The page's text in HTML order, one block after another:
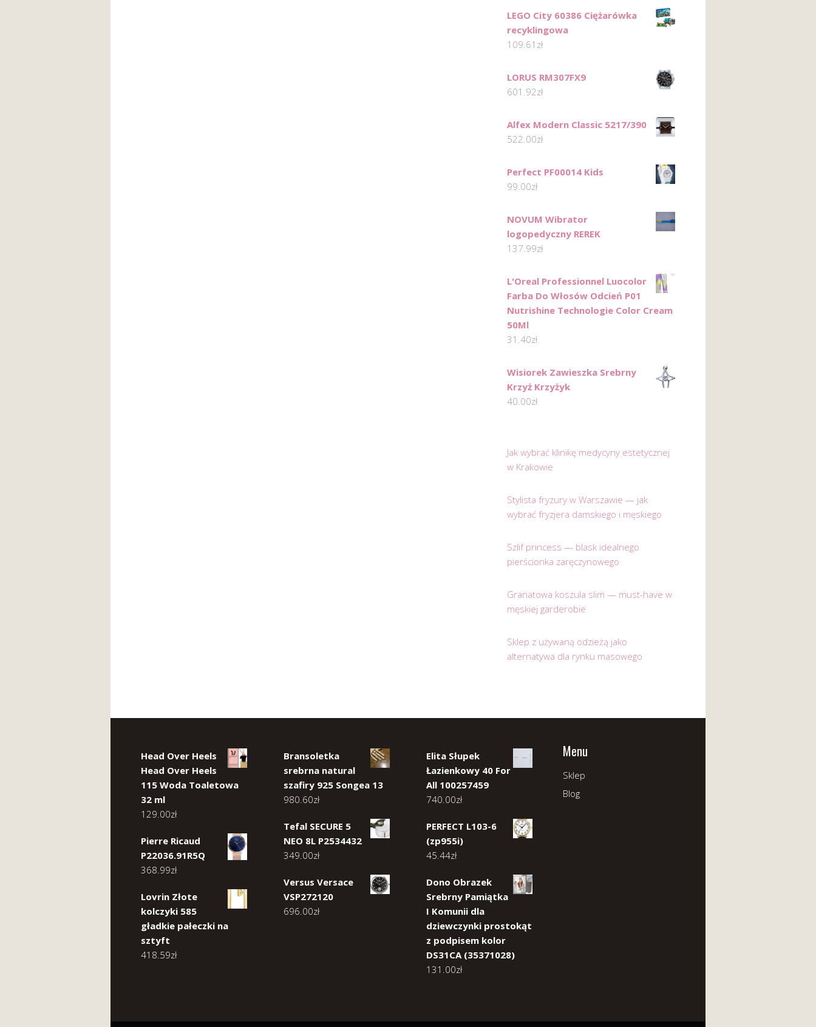
LEGO City 60386 Ciężarówka
recyklingowa
109.61 zł
LORUS RM307FX9
601.92zł
Alfex Modern Classic 5217/390
522.00zł
Perfect PF00014 Kids
99.00zł
NOVUM Wibrator
logopedyczny REREK
137.99zł
L'Oreal Professionnel Luocolor
Farba Do Włosów Odcień P01
Nutrishine Technologie Color Cream
50Ml
31.40zł
Wisiorek Zawieszka Srebrny
Krzyż Krzyżyk
40.00zł
Jak wybrać klinikę medycyny estetycznej
w Krakowie
Stylista fryzury w Warszawie — jak
wybrać fryzjera damskiego i męskiego
Szlif princess — blask idealnego
pierścionka zaręczynowego
Granatowa koszula slim — must-have w
męskiej garderobie
Sklep z używaną odzieżą jako
alternatywa dla rynku masowego
Head Over Heels
Head Over Heels
115 Woda Toaletowa
32 ml
129.00zł
Pierre Ricaud
P22036.91R5Q
368.99zł
Lovrin Złote
kolczyki 585
gładkie pałeczki na
sztyft
418.59zł
Bransoletka
srebrna natural
szafiry 925 Songea 13
980.60zł
Tefal SECURE 5
NEO 8L P2534432
349.00zł
Versus Versace
VSP272120
696.00zł
Elita Słupek
Łazienkowy 40 For
All 100257459
740.00zł
PERFECT L103-6
(zp955i)
45.44zł
Dono Obrazek
Srebrny Pamiątka
I Komunii dla
dziewczynki prostokąt
z podpisem kolor
DS31CA (35371028)
131.00zł
Menu
Sklep
Blog